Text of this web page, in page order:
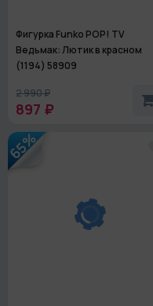
Фигурка Funko POP! TV
Ведьмак: Лютик в красном
(1194) 58909
2 990 ₽
897 ₽
65%